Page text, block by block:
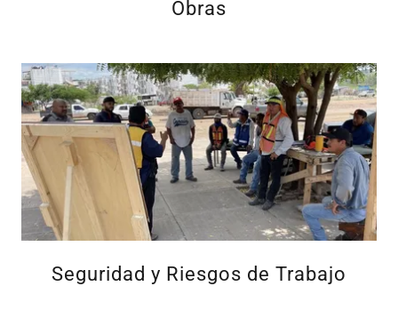
Obras
Seguridad y Riesgos de Trabajo